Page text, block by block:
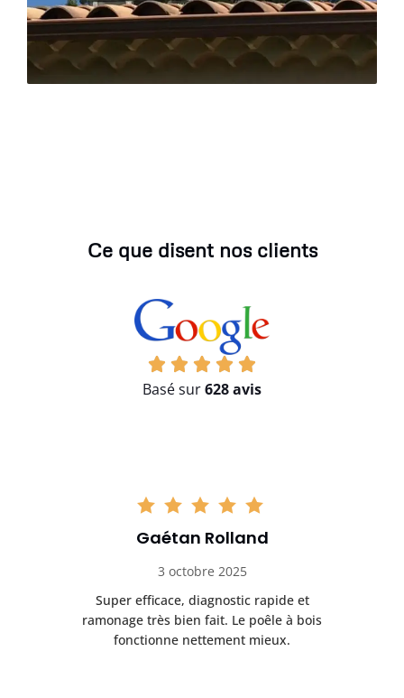
Ce que disent nos clients
Basé sur628 avis
Gaétan Rolland
3 octobre 2025
Super efficace, diagnostic rapide et
ramonage très bien fait. Le poêle à bois
fonctionne nettement mieux.